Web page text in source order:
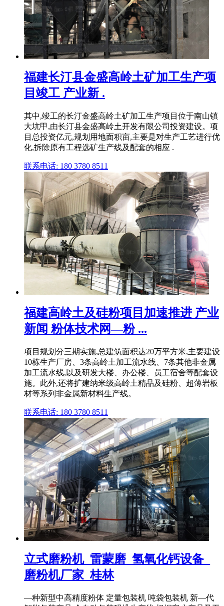
福建长汀县金盛高岭土矿加工生产项
目竣工 产业新 .
其中,竣工的长汀金盛高岭土矿加工生产项目位于南山镇
大坑甲,由长汀县金盛高岭土开发有限公司投资建设。项
目总投资亿元,规划用地面积亩,主要是对生产工艺进行优
化,拆除原有工程选矿生产线及配套的相应 .
联系电话: 180 3780 8511
福建高岭土及硅粉项目加速推进 产业
新闻 粉体技术网—粉 ...
项目规划分三期实施,总建筑面积达20万平方米,主要建设
10栋生产厂房、3条高岭土加工流水线、7条其他非金属
加工流水线,以及研发大楼、办公楼、员工宿舍等配套设
施。此外,还将扩建纳米级高岭土精品及硅粉、超薄岩板
材等系列非金属新材料生产线。
联系电话: 180 3780 8511
立式磨粉机_雷蒙磨_氢氧化钙设备_
磨粉机厂家_桂林
—种新型中高精度粉体 定量包装机 吨袋包装机 新—代